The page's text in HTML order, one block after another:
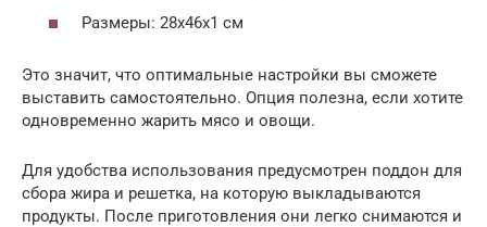
Размеры: 28x46x1 см
Это значит, что оптимальные настройки вы сможете
выставить самостоятельно. Опция полезна, если хотите
одновременно жарить мясо и овощи.
Для удобства использования предусмотрен поддон для
сбора жира и решетка, на которую выкладываются
продукты. После приготовления они легко снимаются и